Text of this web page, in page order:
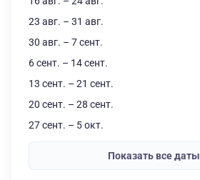
23 авг. – 31 авг.
30 авг. – 7 сент.
6 сент. – 14 сент.
13 сент. – 21 сент.
20 сент. – 28 сент.
27 сент. – 5 окт.
Показать все даты